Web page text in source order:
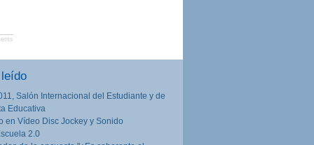
Salón Internacional del Estudiante y de
Educativa
en Vídeo Disc Jockey y Sonido
2.0